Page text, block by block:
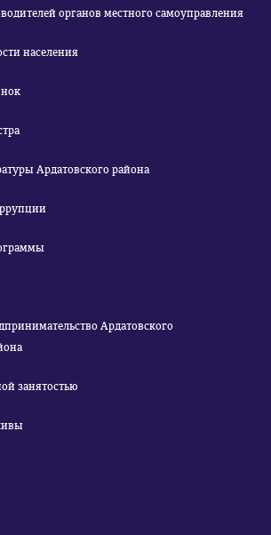
органов местного самоуправления
населения
Ардатовского района
Ардатовского
занятостью